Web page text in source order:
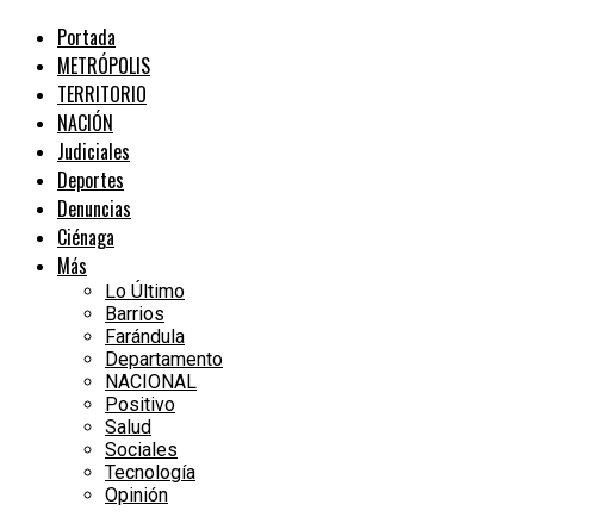
Portada
METRÓPOLIS
TERRITORIO
NACIÓN
Judiciales
Deportes
Denuncias
Ciénaga
Más
Lo Último
Barrios
Farándula
Departamento
NACIONAL
Positivo
Salud
Sociales
Tecnología
Opinión